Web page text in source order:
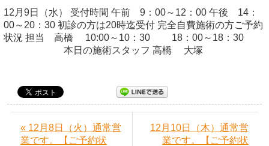
12月9日（水） 受付時間 午前 9：00～12：00 午後 14：
00～20：30 初診の方は20時迄受付 完全自費施術の方ご予約
状況 担当 高橋 10:00～10：30 18：00～18：30
本日の施術スタッフ 高橋 大塚
« 12月8日（火）通常営
業です。【ご予約状
12月10日（木）通常営
業です。【ご予約状